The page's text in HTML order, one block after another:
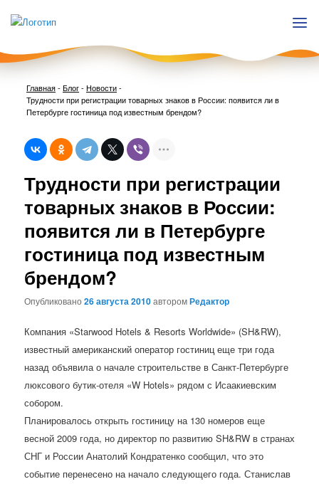
Главная-Блог- Новости-
Трудности при регистрации товарных знаков в России: появится ли в
Петербурге гостиница под известным брендом?
Трудности при регистрации
товарных знаков в России:
появится ли в Петербурге
гостиница под известным
брендом?
Опубликовано26 августа 2010авторомРедактор
Компания «Starwood Hotels & Resorts Worldwide» (SH&RW),
известный американский оператор гостиниц еще три года
назад объявила о начале строительстве в Санкт-Петербурге
люксового бутик-отеля «W Hotels» рядом с Исаакиевским
собором.
Планировалось открыть гостиницу на 130 номеров еще
весной 2009 года, но директор по развитию SH&RW в странах
СНГ и России Анатолий Кондратенко сообщил, что это
событие перенесено на начало следующего года. Станислав